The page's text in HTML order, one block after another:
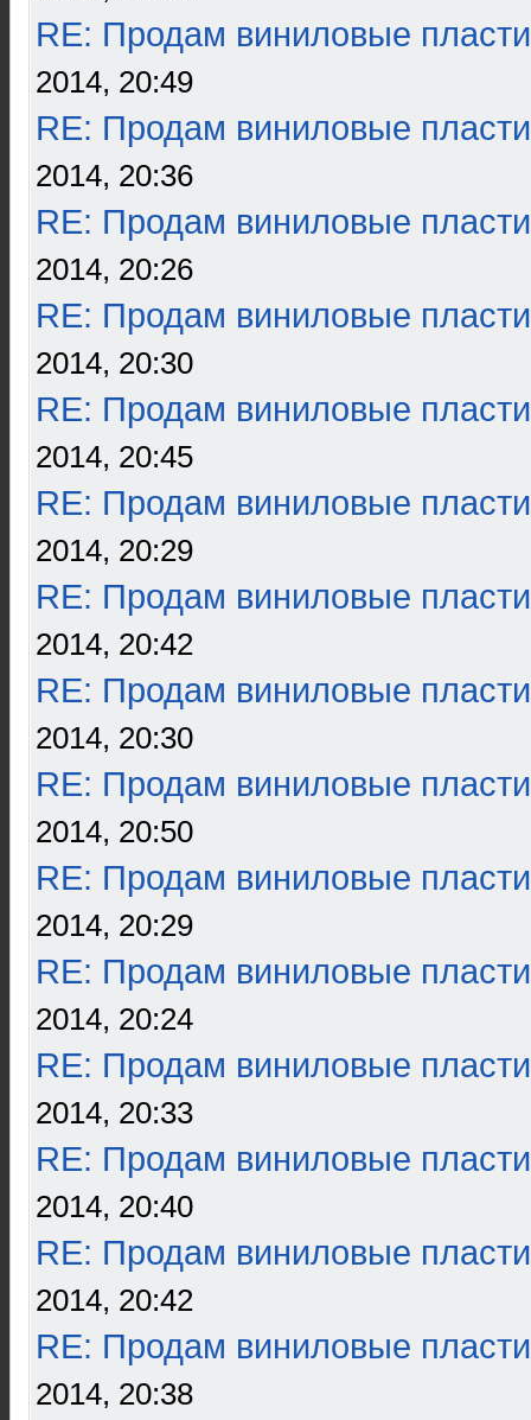
RE: Продам виниловые
2014, 20:49
RE: Продам виниловые
2014, 20:36
RE: Продам виниловые
2014, 20:26
RE: Продам виниловые
2014, 20:30
RE: Продам виниловые
2014, 20:45
RE: Продам виниловые
2014, 20:29
RE: Продам виниловые
2014, 20:42
RE: Продам виниловые
2014, 20:30
RE: Продам виниловые
2014, 20:50
RE: Продам виниловые
2014, 20:29
RE: Продам виниловые
2014, 20:24
RE: Продам виниловые
2014, 20:33
RE: Продам виниловые
2014, 20:40
RE: Продам виниловые
2014, 20:42
RE: Продам виниловые
2014, 20:38